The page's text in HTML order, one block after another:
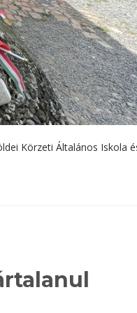
Körzeti Általános Iskola